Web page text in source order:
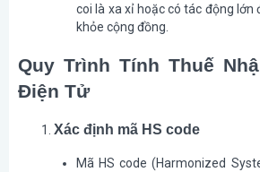
coi là xa xỉ hoặc có tác động
khỏe cộng đồng.
Quy Trình Tính Thuế
Điện Tử
Xác định mã HS code
Mã HS code (Harmonized